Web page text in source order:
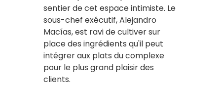
sentier de cet espace intimiste. Le
sous-chef exécutif, Alejandro
Macías, est ravi de cultiver sur
place des ingrédients qu'il peut
intégrer aux plats du complexe
pour le plus grand plaisir des
clients.